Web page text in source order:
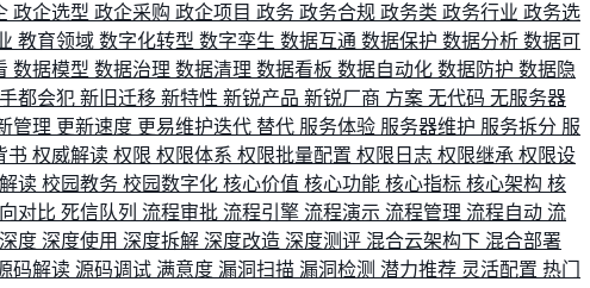
政企选型 政企采购 政企项目 政务 政务合规 政务类 政务行业 政务选
教育领域 数字化转型 数字孪生 数据互通 数据保护 数据分析 数据可
数据模型 数据治理 数据清理 数据看板 数据自动化 数据防护 数据隐
都会犯 新旧迁移 新特性 新锐产品 新锐厂商 方案 无代码 无服务器
管理 更新速度 更易维护迭代 替代 服务体验 服务器维护 服务拆分 服
书 权威解读 权限 权限体系 权限批量配置 权限日志 权限继承 权限设
读 校园教务 校园数字化 核心价值 核心功能 核心指标 核心架构 核
对比 死信队列 流程审批 流程引擎 流程演示 流程管理 流程自动 流
深度 深度使用 深度拆解 深度改造 深度测评 混合云架构下 混合部署
码解读 源码调试 满意度 漏洞扫描 漏洞检测 潜力推荐 灵活配置 热门